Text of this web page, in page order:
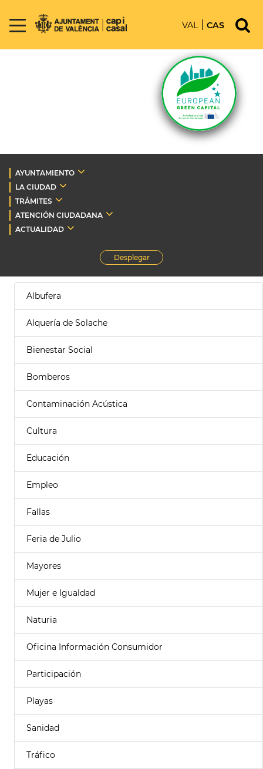
VAL CAS
AYUNTAMIENTO
LA CIUDAD
TRÁMITES
ATENCIÓN CIUDADANA
ACTUALIDAD
Desplegar
Albufera
Alquería de Solache
Bienestar Social
Bomberos
Contaminación Acústica
Cultura
Educación
Empleo
Fallas
Feria de Julio
Mayores
Mujer e Igualdad
Naturia
Oficina Información Consumidor
Participación
Playas
Sanidad
Tráfico